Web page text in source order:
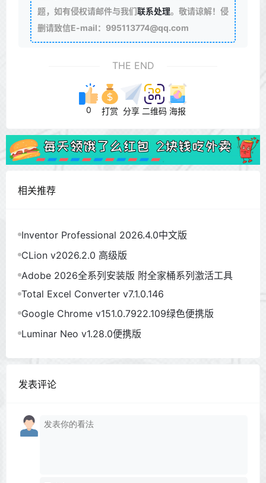
题，如有侵权请邮件与我们联系处理。敬请谅解！侵
删请致信E-mail：995113774@qq.com
THE END
0 打赏 分享 二维码 海报
相关推荐
Inventor Professional 2026.4.0中文版
CLion v2026.2.0 高级版
Adobe 2026全系列安装版 附全家桶系列激活工具
Total Excel Converter v7.1.0.146
Google Chrome v151.0.7922.109绿色便携版
Luminar Neo v1.28.0便携版
发表评论